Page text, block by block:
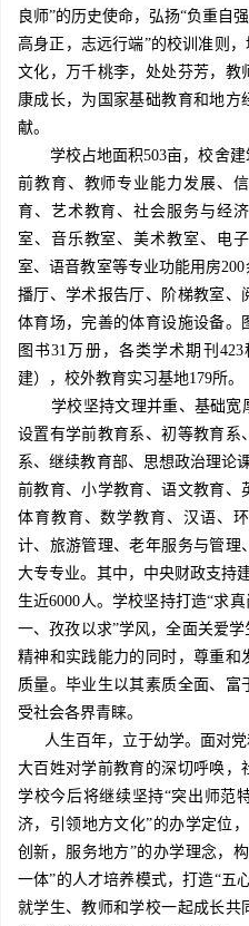
良师”的历史使命，弘扬“负重自
高身正，志远行端”的校训准则
文化，万千桃李，处处芬芳，教
康成长，为国家基础教育和地
献。
学校占地面积503亩，校舍
前教育、教师专业能力发展、
育、艺术教育、社会服务与经
室、音乐教室、美术教室、电
室、语音教室等专业功能用房
播厅、学术报告厅、阶梯教室、
体育场，完善的体育设施设备。
图书31万册，各类学术期刊
建），校外教育实习基地179所。
学校坚持文理并重、基础宽
设置有学前教育系、初等教育系
系、继续教育部、思想政治理论
前教育、小学教育、语文教育、
体育教育、数学教育、汉语、
计、旅游管理、老年服务与管理
大专专业。其中，中央财政支持
生近6000人。学校坚持打造“求
一、孜孜以求”学风，全面关爱
精神和实践能力的同时，尊重和
质量。毕业生以其素质全面、
受社会各界青睐。
人生百年，立于幼学。面对
大百姓对学前教育的深切呼唤，
学校今后将继续坚持“突出师范
济，引领地方文化”的办学定位
创新，服务地方”的办学理念，
一体”的人才培养模式，打造“五
就学生、教师和学校一起成长共